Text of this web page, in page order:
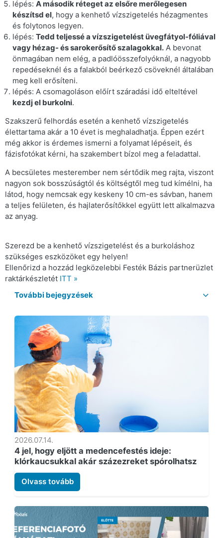
További bejegyzések
2026.07.14.
4 jel, hogy eljött a medencefestés ideje:
klórkaucsukkal akár százezreket spórolhatsz
Olvass tovább
lépés: A második réteget az elsőre merőlegesen
készítsd el, hogy a kenhető vízszigetelés hézagmentes
és folytonos legyen.
lépés: Tedd teljessé a vízszigetelést üvegfátyol-fóliával
vagy hézag- és sarokerősítő szalagokkal. A bevonat
önmagában nem elég, a padlóösszefolyóknál, a nagyobb
repedéseknél és a falakból beérkező csöveknél általában
meg kell erősíteni.
lépés: A csomagoláson előírt száradási idő elteltével
kezdj el burkolni.
Szakszerű felhordás esetén a kenhető vízszigetelés
élettartama akár a 10 évet is meghaladhatja. Éppen ezért
még akkor is érdemes ismerni a folyamat lépéseit, és
fázisfotókat kérni, ha szakembert bízol meg a feladattal.
A becsületes mesterember nem sértődik meg rajta, viszont
nagyon sok bosszúságtól és költségtől meg tud kímélni, ha
látod, hogy nemcsak egy keskeny 10 cm-es sávban, hanem
a teljes felületen, és hajlaterősítőkkel együtt lett alkalmazva
az anyag.
Szerezd be a kenhető vízszigetelést és a burkoláshoz
szükséges eszközöket egy helyen!
Ellenőrizd a hozzád legközelebbi Festék Bázis partnerüzlet
raktárkészletét ITT »